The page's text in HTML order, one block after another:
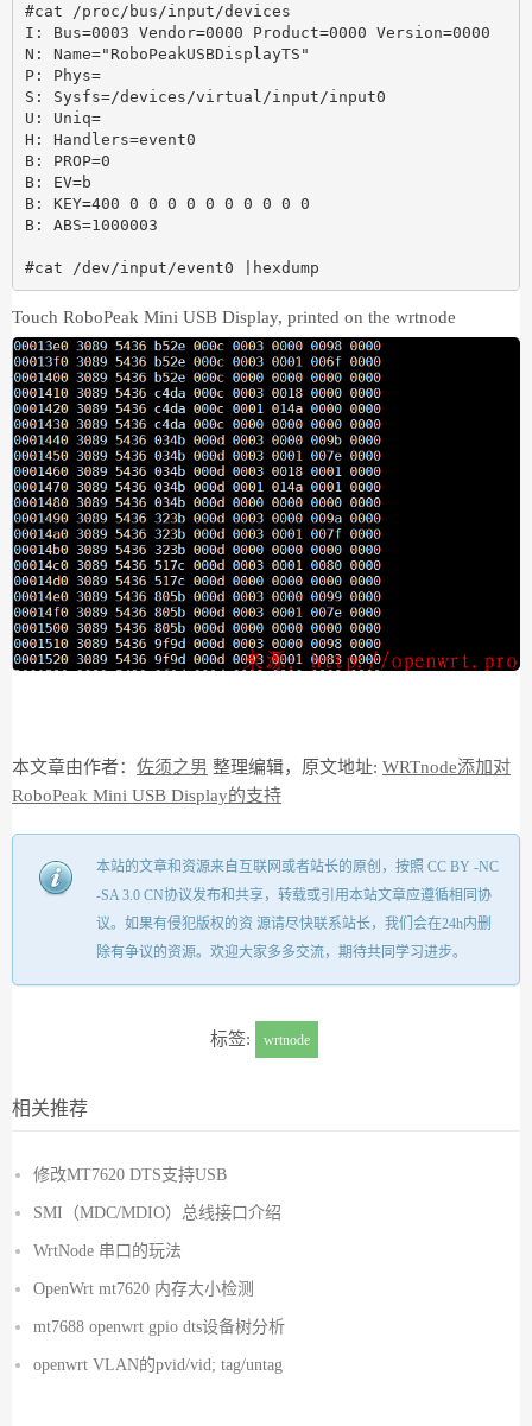
#cat /proc/bus/input/devices
I: Bus=0003 Vendor=0000 Product=0000 Version=0000
N: Name="RoboPeakUSBDisplayTS"
P: Phys=
S: Sysfs=/devices/virtual/input/input0
U: Uniq=
H: Handlers=event0
B: PROP=0
B: EV=b
B: KEY=400 0 0 0 0 0 0 0 0 0 0
B: ABS=1000003
Touch RoboPeak Mini USB Display, printed on the wrtnode
本文章由作者： 佐须之男 整理编辑，原文地址: WRTnode添加对
RoboPeak Mini USB Display的支持
本站的文章和资源来自互联网或者站长的原创，按照 CC BY -NC
-SA 3.0 CN协议发布和共享，转载或引用本站文章应遵循相同协
议。如果有侵犯版权的资 源请尽快联系站长，我们会在24h内删
除有争议的资源。欢迎大家多多交流，期待共同学习进步。
标签: wrtnode
相关推荐
修改MT7620 DTS支持USB
SMI（MDC/MDIO）总线接口介绍
WrtNode 串口的玩法
OpenWrt mt7620 内存大小检测
mt7688 openwrt gpio dts设备树分析
openwrt VLAN的pvid/vid; tag/untag